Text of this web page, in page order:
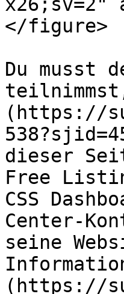
</figure>
Du musst
(https://
dieser
Free
CSS
Center-
seine
(https://